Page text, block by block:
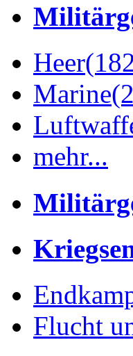
Heer
Marine
mehr...
Flucht